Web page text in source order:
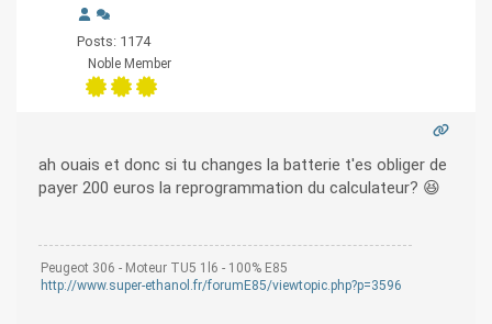
Posts: 1174
Noble Member
ah ouais et donc si tu changes la batterie t'es obliger de
payer 200 euros la reprogrammation du calculateur? 😆
Peugeot 306 - Moteur TU5 1l6 - 100% E85
http://www.super-ethanol.fr/forumE85/viewtopic.php?p=3596